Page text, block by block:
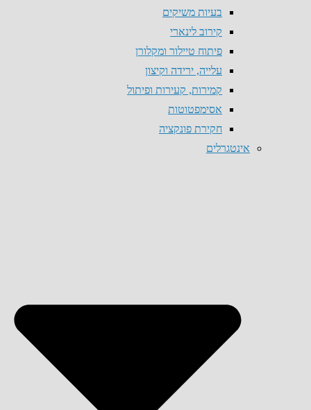
בעיות משיקים
קירוב לינארי
פיתוח טיילור ומקלורן
עלייה, ירידה וקיצון
קמירות, קעירות ופיתול
אסימפטוטות
חקירת פונקציה
אינטגרלים